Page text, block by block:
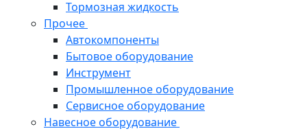
Тормозная жидкость
Прочее
Автокомпоненты
Бытовое оборудование
Инструмент
Промышленное оборудование
Сервисное оборудование
Навесное оборудование